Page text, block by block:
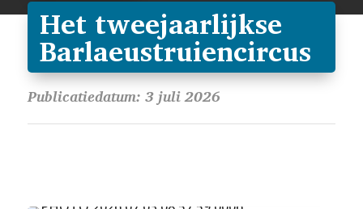
Het tweejaarlijkse
Barlaeustruiencircus
Publicatiedatum: 3 juli 2026